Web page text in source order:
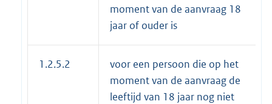
moment van de aanvraag 18
jaar of ouder is
1.2.5.2
voor een persoon die op het
moment van de aanvraag de
leeftijd van 18 jaar nog niet